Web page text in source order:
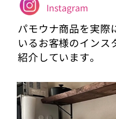
Instagram
パモウナ商品を実際
いるお客様のインス
紹介しています。